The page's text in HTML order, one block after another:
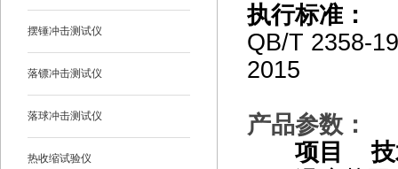
摆锤冲击测试仪
落镖冲击测试仪
落球冲击测试仪
热收缩试验仪
执行标准：
QB/T 2358-
2015
产品参数：
项目 技